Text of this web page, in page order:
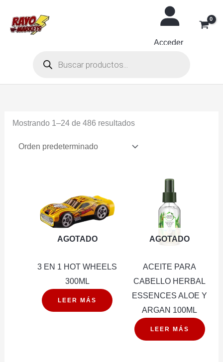
contenido
Acceder
productos
Mostrando 1–24 de 486 resultados
AGOTADO
3 EN 1 HOT WHEELS
300ML
LEER MÁS
AGOTADO
ACEITE PARA
CABELLO HERBAL
ESSENCES ALOE Y
ARGAN 100ML
LEER MÁS